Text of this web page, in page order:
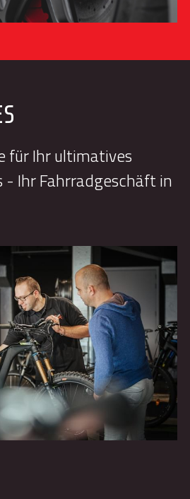
für Ihr ultimatives
- Ihr Fahrradgeschäft in